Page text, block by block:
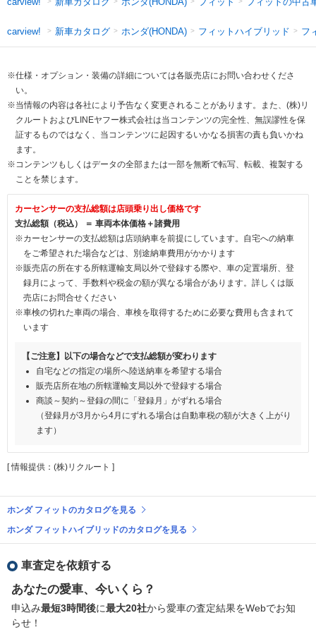
carview! 新車カタログ ホンダ(HONDA) フィットハイブリッド フ
※仕様・オプション・装備の詳細については各販売店にお問い合わせくださ
い。
※当情報の内容は各社により予告なく変更されることがあります。また、(株)リ
クルートおよびLINEヤフー株式会社は当コンテンツの完全性、無誤謬性を保
証するものではなく、当コンテンツに起因するいかなる損害の責も負いかね
ます。
※コンテンツもしくはデータの全部または一部を無断で転写、転載、複製する
ことを禁じます。
カーセンサーの支払総額は店頭乗り出し価格です
支払総額（税込） ＝ 車両本体価格＋諸費用
※カーセンサーの支払総額は店頭納車を前提にしています。自宅への納車
をご希望された場合などは、別途納車費用がかかります
※販売店の所在する所轄運輸支局以外で登録する際や、車の定置場所、登
録月によって、手数料や税金の額が異なる場合があります。詳しくは販
売店にお問合せください
※車検の切れた車両の場合、車検を取得するために必要な費用も含まれて
います
【ご注意】以下の場合などで支払総額が変わります
自宅などの指定の場所へ陸送納車を希望する場合
販売店所在地の所轄運輸支局以外で登録する場合
商談～契約～登録の間に「登録月」がずれる場合
（登録月が3月から4月にずれる場合は自動車税の額が大きく上がり
ます）
[ 情報提供：(株)リクルート ]
ホンダ フィットのカタログを見る
ホンダ フィットハイブリッドのカタログを見る
車査定を依頼する
あなたの愛車、今いくら？
申込み最短3時間後に最大20社から愛車の査定結果をWebでお知
らせ！